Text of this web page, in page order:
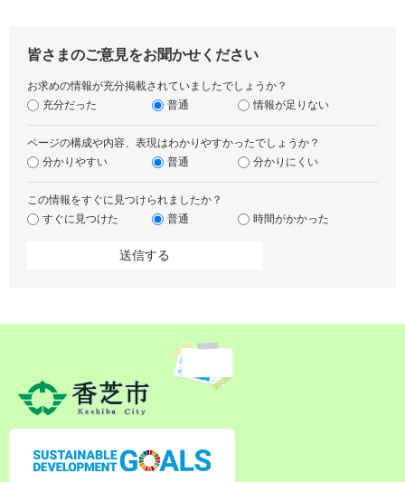
皆さまのご意見をお聞かせください
お求めの情報が充分掲載されていましたでしょうか？
充分だった
普通 情報が足りない
ページの構成や内容、表現はわかりやすかったでしょうか？
分かりやすい
普通 分かりにくい
この情報をすぐに見つけられましたか？
すぐに見つけた
普通 時間がかかった